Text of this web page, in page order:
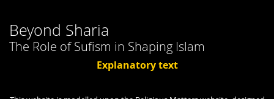
Beyond Sharia
The Role of Sufism in Shaping Islam
Explanatory text